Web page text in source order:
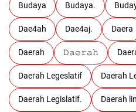
Budaya Budaya.
Dae4ah Dae4aj. Daera
Daerah 𝙳𝚊𝚎𝚛𝚊𝚑
Daerah Legeslatif Daerah
Daerah Legislatif. Daerah